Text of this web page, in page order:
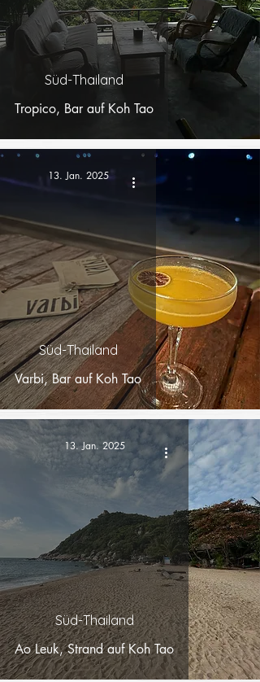
Tropico, Bar auf Koh Tao
Süd-Thailand
Varbi, Bar auf Koh Tao
Süd-Thailand
13. Jan. 2025
Ao Leuk, Strand auf Koh Tao
Süd-Thailand
13. Jan. 2025